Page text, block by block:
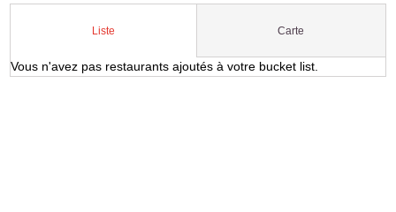
Liste Carte
Vous n'avez pas restaurants ajoutés à votre bucket list.